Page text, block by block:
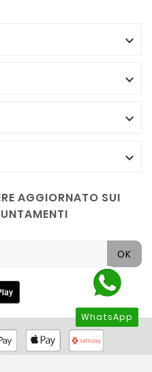




AGGIORNATO SUI
OK
WhatsApp